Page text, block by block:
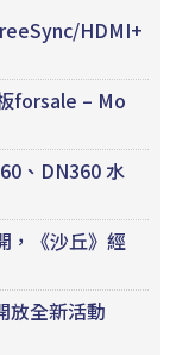
HDMI+
forsale – Mo
、DN360 水
，《沙丘》經
放全新活動